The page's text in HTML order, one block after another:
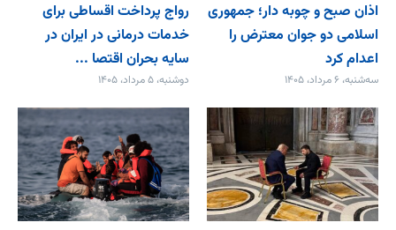
اذان صبح و چوبه دار؛ جمهوری
اسلامی دو جوان معترض را
اعدام کرد
سه‌شنبه، ۶ مرداد، ۱۴۰۵
رواج پرداخت اقساطی برای
خدمات درمانی در ایران در
سایه بحران اقتصا ...
دوشنبه، ۵ مرداد، ۱۴۰۵